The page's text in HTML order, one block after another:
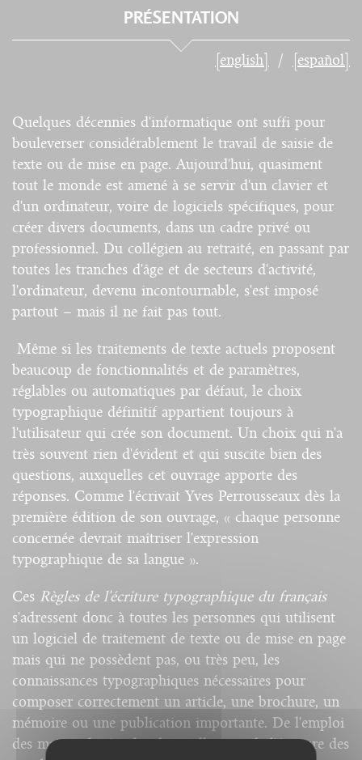
PRÉSENTATION
[english] [español]
Quelques décennies d'informatique ont suffi pour
bouleverser considérablement le travail de saisie de
texte ou de mise en page. Aujourd'hui, quasiment
tout le monde est amené à se servir d'un clavier et
d'un ordinateur, voire de logiciels spécifiques, pour
créer divers documents, dans un cadre privé ou
professionnel. Du collégien au retraité, en passant par
toutes les tranches d'âge et de secteurs d'activité,
l'ordinateur, devenu incontournable, s'est imposé
partout – mais il ne fait pas tout.
Même si les traitements de texte actuels proposent
beaucoup de fonctionnalités et de paramètres,
réglables ou automatiques par défaut, le choix
typographique définitif appartient toujours à
l'utilisateur qui crée son document. Un choix qui n'a
très souvent rien d'évident et qui suscite bien des
questions, auxquelles cet ouvrage apporte des
réponses. Comme l'écrivait Yves Perrousseaux dès la
première édition de son ouvrage, « chaque personne
concernée devrait maîtriser l'expression
typographique de sa langue ».
Ces Règles de l'écriture typographique du français
s'adressent donc à toutes les personnes qui utilisent
un logiciel de traitement de texte ou de mise en page
mais qui ne possèdent pas, ou très peu, les
connaissances typographiques nécessaires pour
composer correctement un article, une brochure, un
mémoire ou une publication importante. De l'emploi
des majuscules à celui des guillemets, de l'écriture des